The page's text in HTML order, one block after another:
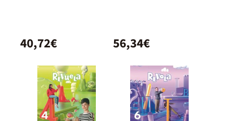
40,72€ 56,34€